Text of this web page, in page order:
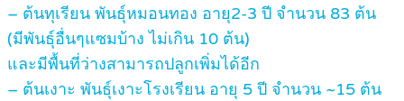
– ต้นทุเรียน พันธุ์หมอนทอง อายุ2-3 ปี จำนวน 83 ต้น
(มีพันธุ์อื่นๆแซมบ้าง ไม่เกิน 10 ต้น)
และมีพื้นที่ว่างสามารถปลูกเพิ่มได้อีก
– ต้นเงาะ พันธุ์เงาะโรงเรียน อายุ 5 ปี จำนวน ~15 ต้น